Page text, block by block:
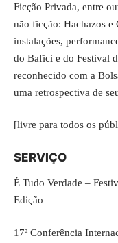
Ficção Privada, entre
não ficção: Hachazos e
instalações,
do Bafici e do Festival
reconhecido com a
uma retrospectiva de
[livre para todos os
SERVIÇO
É Tudo Verdade –
Edição
17ª Conferência